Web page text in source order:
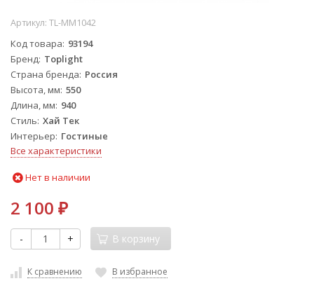
Артикул: TL-MM1042
Код товара 93194
Бренд Toplight
Страна бренда Россия
Высота, мм 550
Длина, мм 940
Стиль Хай Тек
Интерьер Гостиные
Все характеристики
Нет в наличии
2 100 ₽
- + В корзину
К сравнению В избранное